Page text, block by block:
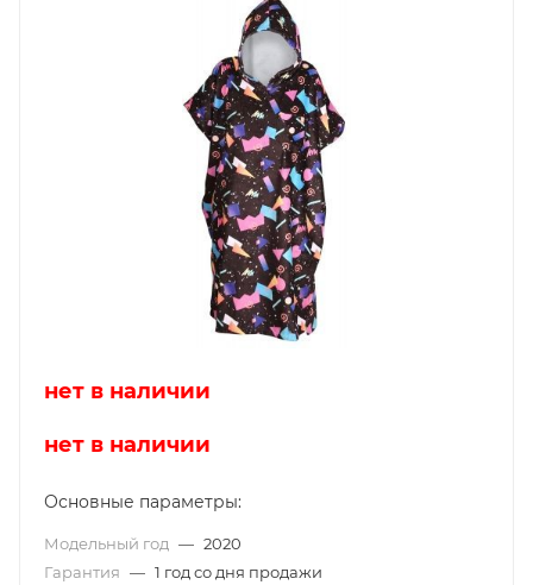
нет в наличии
нет в наличии
Основные параметры:
Модельный год — 2020
Гарантия — 1 год со дня продажи